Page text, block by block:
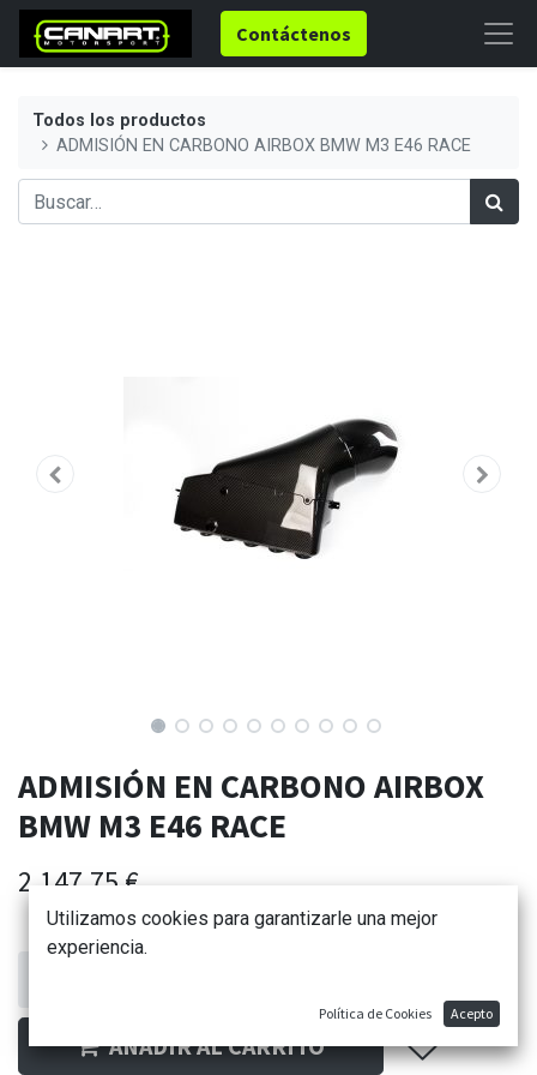
Contáctenos
Todos los productos
ADMISIÓN EN CARBONO AIRBOX BMW M3 E46 RACE
ADMISIÓN EN CARBONO AIRBOX
BMW M3 E46 RACE
2.147,75 €
AÑADIR AL CARRITO
Utilizamos cookies para garantizarle una mejor
experiencia.
Política de Cookies Acepto